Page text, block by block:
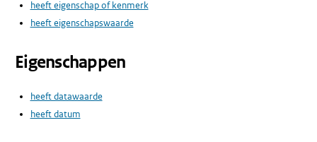
heeft eigenschap of kenmerk
heeft eigenschapswaarde
Eigenschappen
heeft datawaarde
heeft datum